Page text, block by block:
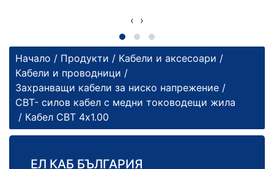
‹ ›
Начало / Продукти / Кабели и аксесоари /
Кабели и проводници /
Захранващи кабели за ниско напрежение /
СВТ- силов кабел с медни тоководещи жила
/ Кабел СВТ 4х1.00
ЕЛ КАБ БЪЛГАРИЯ